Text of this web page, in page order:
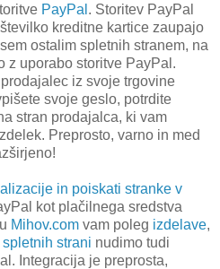
PayPal . Storitev PayPal
kreditne kartice zaupajo
ostalim spletnih stranem, na
z uporabo storitve PayPal.
iz svoje trgovine
svoje geslo, potrdite
stran prodajalca, ki vam
Preprosto, varno in med
in poiskati stranke v
kot plačilnega sredstva
Mihov.com vam poleg izdelave,
strani nudimo tudi
Integracija je preprosta,